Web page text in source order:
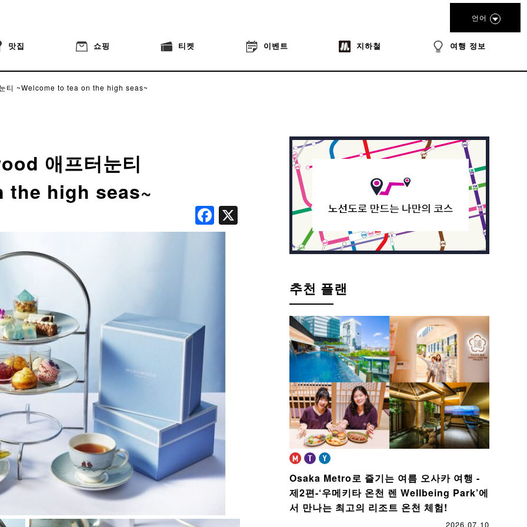
맛집 쇼핑 티켓 이벤트 지하철 여행 정보
언어
티 ~Welcome to tea on the high seas~
애프터눈티
the high seas~
Facebook
추천 플랜
Osaka Metro로 즐기는 여름 오사카 여행 -
제2편-‘우메키타 온천 렌 Wellbeing Park’에
서 만나는 최고의 리조트 온천 체험!
2026.07.10